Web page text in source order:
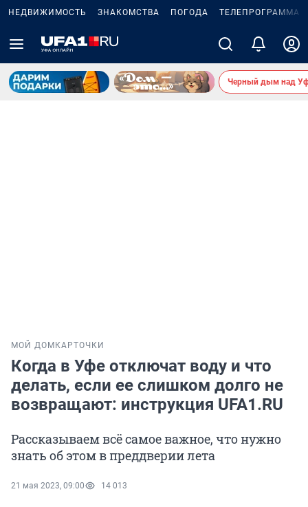
НЕДВИЖИМОСТЬ ЗНАКОМСТВА ПОГОДА ТЕЛЕПРОГРАММА
Черный дым над
МОЙ ДОМ КАРТОЧКИ
Когда в Уфе отключат воду и что
делать, если ее слишком долго не
возвращают: инструкция UFA1.RU
Рассказываем всё самое важное, что нужно
знать об этом в преддверии лета
21 мая 2023, 09:00 14 013